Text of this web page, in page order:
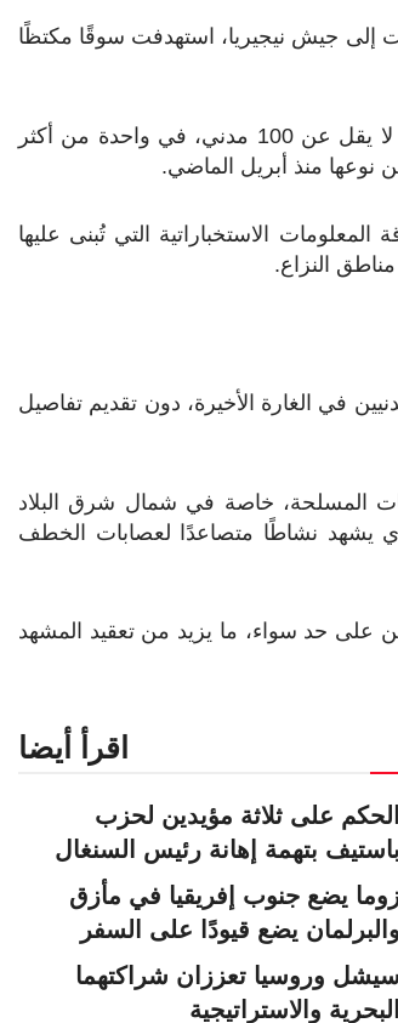
إلى جيش نيجيريا، استهدفت سوقًا مكتظًا
ونقلت منظمة العفو الدولية عن شهود عيان أن الغارة أسفرت عن مقتل ما لا يقل عن 100 مدني، في واحدة من أكثر
نوعها منذ أبريل الماضي.
الاستخباراتية التي تُبنى عليها
النزاع.
في الغارة الأخيرة، دون تقديم تفاصيل
المسلحة، خاصة في شمال شرق البلاد
يشهد نشاطًا متصاعدًا لعصابات الخطف
حد سواء، ما يزيد من تعقيد المشهد
اقرأ أيضا
على ثلاثة مؤيدين لحزب
باستيف بتهمة إهانة رئيس السنغال
يضع جنوب إفريقيا في مأزق
والبرلمان يضع قيودًا على السفر
وروسيا تعززان شراكتهما
البحرية والاستراتيجية